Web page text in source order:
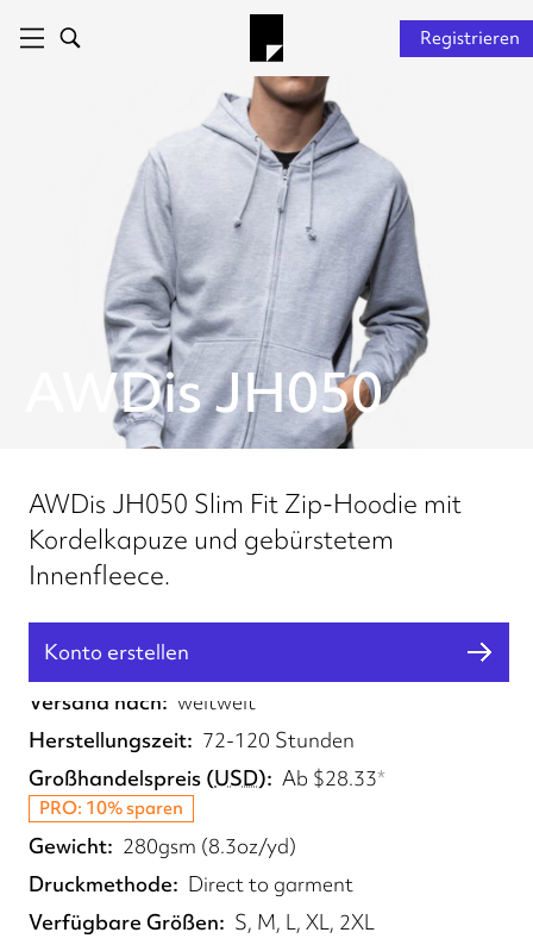
Registrieren
AWDis JH050
AWDis JH050 Slim Fit Zip-Hoodie mit
Kordelkapuze und gebürstetem
Innenfleece.
Konto erstellen
Erfüllt von
UK, EU
Versand nach
weltweit
Herstellungszeit
72-120 Stunden
Großhandelspreis (USD) Ab $28.33*
PRO: 10% sparen
Gewicht
280gsm (8.3oz/yd)
Druckmethode
Direct to garment
Verfügbare Größen
S, M, L, XL, 2XL